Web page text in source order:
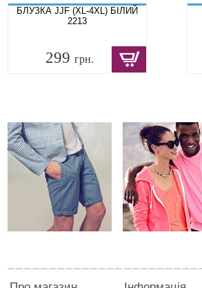
БЛУЗКА JJF (XL-4XL) БІЛИЙ
2213
299 грн.